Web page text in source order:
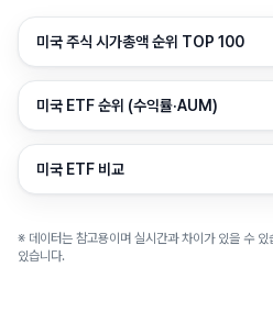
미국 주식 시가총액 순위 TOP 100
미국 ETF 순위 (수익률·AUM)
미국 ETF 비교
※ 데이터는 참고용이며 실시간과 차이가 있을 수
있습니다.